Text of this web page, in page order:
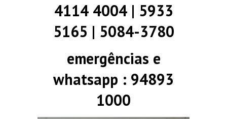
4114 4004 | 5933
5165 | 5084-3780
emergências e
whatsapp : 94893
1000